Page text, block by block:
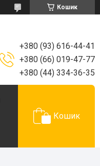
Кошик
+380 (93) 616-44-41
+380 (66) 019-47-77
+380 (44) 334-36-35
Кошик